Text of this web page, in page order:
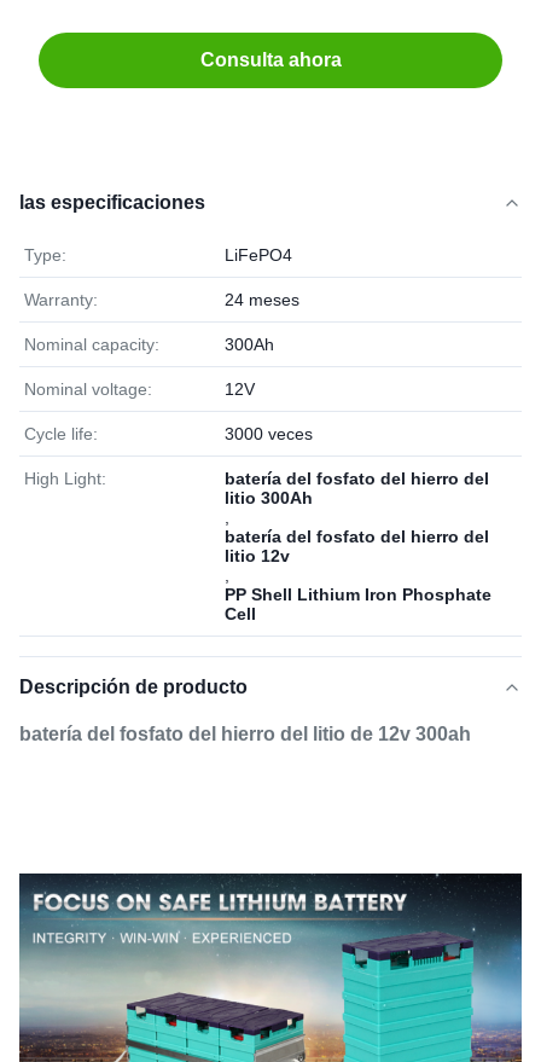
Consulta ahora
las especificaciones
Type: LiFePO4
Warranty: 24 meses
Nominal capacity: 300Ah
Nominal voltage: 12V
Cycle life: 3000 veces
High Light:
batería del fosfato del hierro del
litio 300Ah
batería del fosfato del hierro del
litio 12v
PP Shell Lithium Iron Phosphate
Cell
Descripción de producto
batería del fosfato del hierro del litio de 12v 300ah